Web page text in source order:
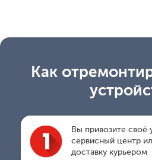
Как
Вы привозите своё
сервисный центр
доставку курьером